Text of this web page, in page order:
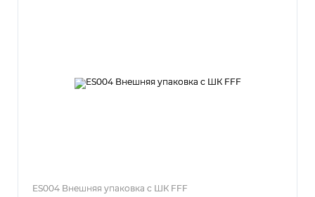
ES004 Внешняя упаковка с ШК FFF